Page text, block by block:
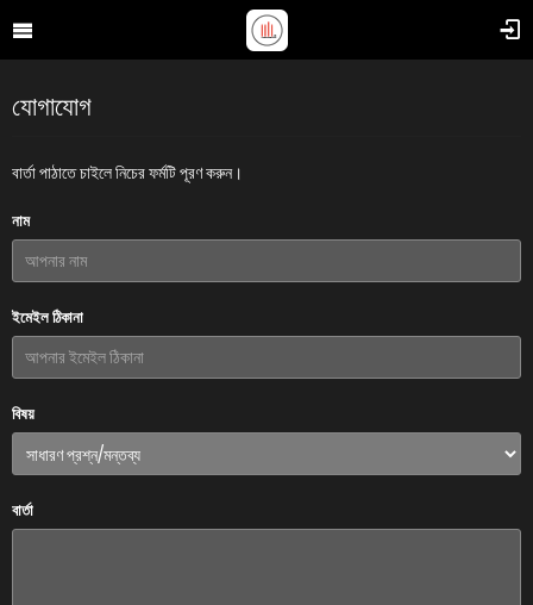
যোগাযোগ
বার্তা পাঠাতে চাইলে নিচের ফর্মটি পূরণ করুন।
নাম
ইমেইল ঠিকানা
বিষয়
বার্তা